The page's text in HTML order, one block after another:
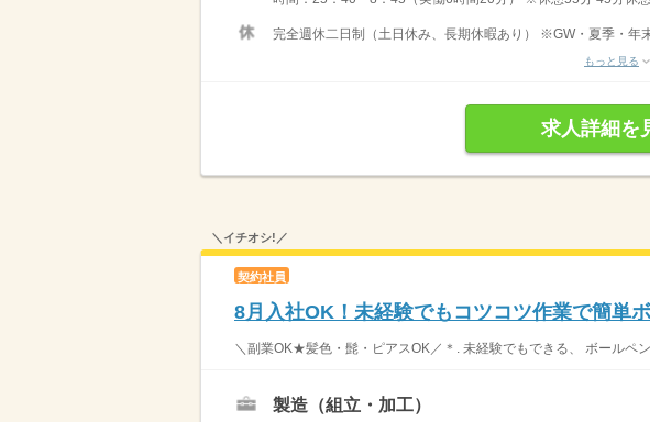
完全週休二日制（土日休み、長期休暇あり） ※GW・夏季・年
もっと見る
求人詳細を
＼イチオシ!／
契約社員
8月入社OK！未経験でもコツコツ作業で簡単
＼副業OK★髪色・髭・ピアスOK／＊. 未経験でもできる、 ボールペ
製造（組立・加工）